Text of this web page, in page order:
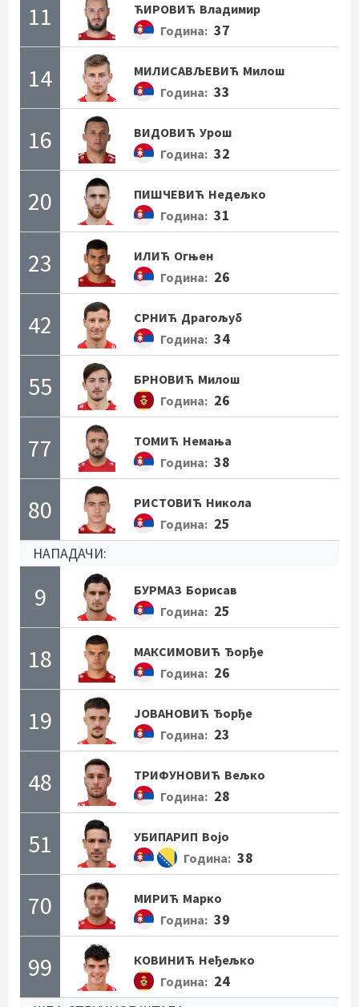
11 ЋИРОВИЋ Владимир
Година: 37
14 МИЛИСАВЉЕВИЋ Милош
Година: 33
16 ВИДОВИЋ Урош
Година: 32
20 ПИШЧЕВИЋ Недељко
Година: 31
23 ИЛИЋ Огњен
Година: 26
42 СРНИЋ Драгољуб
Година: 34
55 БРНОВИЋ Милош
Година: 26
77 ТОМИЋ Немања
Година: 38
80 РИСТОВИЋ Никола
Година: 25
НАПАДАЧИ:
9 БУРМАЗ Борисав
Година: 25
18 МАКСИМОВИЋ Ђорђе
Година: 26
19 ЈОВАНОВИЋ Ђорђе
Година: 23
48 ТРИФУНОВИЋ Вељко
Година: 28
51 УБИПАРИП Војо
Година: 38
70 МИРИЋ Марко
Година: 39
99 КОВИНИЋ Неђељко
Година: 24